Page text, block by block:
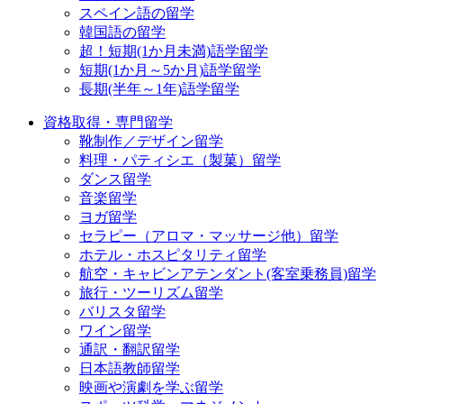
スペイン語の留学
韓国語の留学
超！短期(1か月未満)語学留学
短期(1か月～5か月)語学留学
長期(半年～1年)語学留学
資格取得・専門留学
靴制作／デザイン留学
料理・パティシエ（製菓）留学
ダンス留学
音楽留学
ヨガ留学
セラピー（アロマ・マッサージ他）留学
ホテル・ホスピタリティ留学
航空・キャビンアテンダント(客室乗務員)留学
旅行・ツーリズム留学
バリスタ留学
ワイン留学
通訳・翻訳留学
日本語教師留学
映画や演劇を学ぶ留学